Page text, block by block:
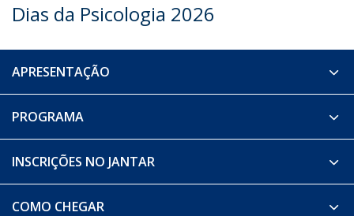
Dias da Psicologia 2026
APRESENTAÇÃO
PROGRAMA
INSCRIÇÕES NO JANTAR
COMO CHEGAR